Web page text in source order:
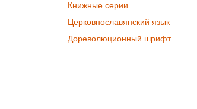
Книжные серии
Церковнославянский язык
Дореволюционный шрифт